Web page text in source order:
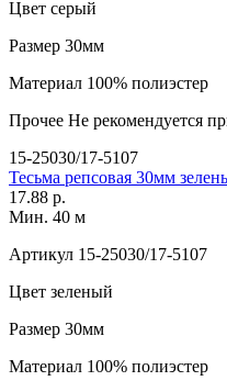
Цвет серый
Размер 30мм
Материал 100% полиэстер
Прочее Не рекомендуется
15-25030/17-5107
Тесьма репсовая 30мм
17.88 р.
Мин. 40 м
Артикул 15-25030/17-5107
Цвет зеленый
Размер 30мм
Материал 100% полиэстер